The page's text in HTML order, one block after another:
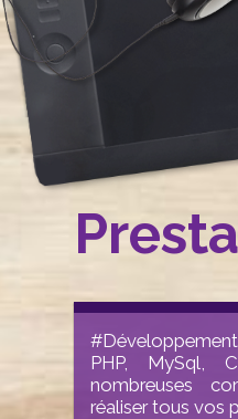
PHP, MySql,
nombreuses
réaliser tous vos